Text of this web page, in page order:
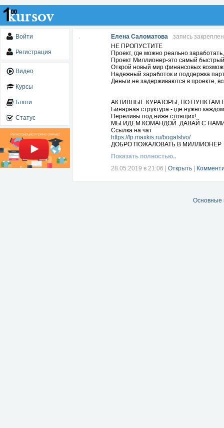
Войти
Регистрация
Видео
Курсы
Блоги
Статус
Елена Саломатова
запись
НЕ ПРОПУСТИТЕ
Проект, где можно реально
Проект Миллионер-это самый
Открой новый мир финансовых
Надежный заработок и поддержка
Деньги не задерживаются в проекте,
АКТИВНЫЕ КУРАТОРЫ, ПО
Бинарная структура - где нужно
Переливы под ниже стоящих!
МЫ ИДЁМ КОМАНДОЙ. ДАВАЙ С
Ссылка на чат
https://lp.maxkis.ru/bogatstvo/
ДОБРО ПОЖАЛОВАТЬ В МИЛЛИОНЕР
Показать полностью..
28.05.2019 в 21:06
Открыть
Основные